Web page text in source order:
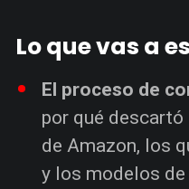
Lo que vas a
El proceso de
por qué
de Amazon, los
y los modelos de